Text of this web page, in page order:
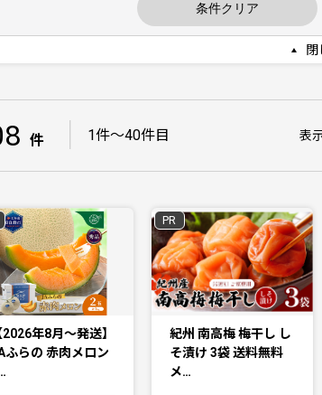
条件クリア
閉
件 1件〜40件目 表
年8月～発送】
ふらの 赤肉メロン
PR
紀州 南高梅 梅干し し
そ漬け 3袋 送料無料
メ…